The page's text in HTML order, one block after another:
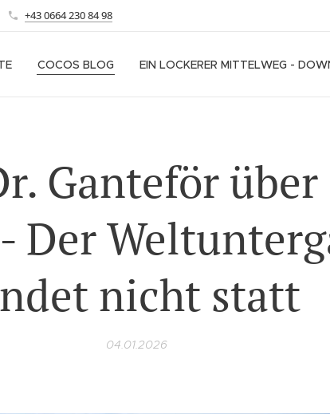
+43 0664 230 84 98
COCOS BLOG EIN LOCKERER MITTELWEG -
Ganteför über
Der
nicht statt
04.01.2026